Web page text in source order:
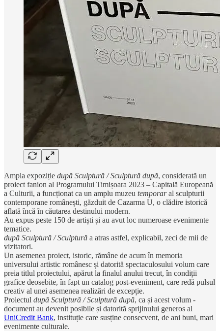
Ampla expoziție după Sculptură / Sculptură după, considerată un
proiect fanion al Programului Timișoara 2023 – Capitală Europeană
a Culturii, a funcționat ca un amplu muzeu temporaral sculpturii
contemporane românești, găzduit de Cazarma U, o clădire istorică
aflată încă în căutarea destinului modern.
Au expus peste 150 de artiști și au avut loc numeroase evenimente
tematice.
după Sculptură / Sculptură a atras astfel, explicabil, zeci de mii de
vizitatori.
Un asemenea proiect, istoric, rămâne de acum în memoria
universului artistic românesc și datorită spectaculosului volum care
preia titlul proiectului, apărut la finalul anului trecut, în condiții
grafice deosebite, în fapt un catalog post-eveniment, care redă pulsul
creativ al unei asemenea realizări de excepție.
Proiectul după Sculptură / Sculptură după, ca și acest volum -
document au devenit posibile și datorită sprijinului generos al
UniCredit Bank, instituție care susține consecvent, de ani buni, mari
evenimente culturale.